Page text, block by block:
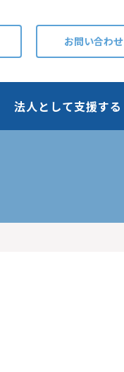
お問い合わせ
法人として支援する